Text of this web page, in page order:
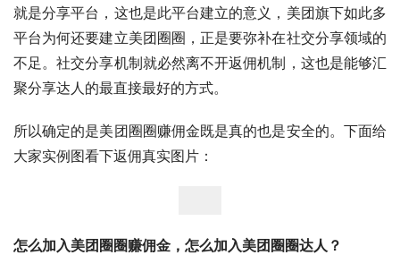
就是分享平台，这也是此平台建立的意义，美团旗下如此多
平台为何还要建立美团圈圈，正是要弥补在社交分享领域的
不足。社交分享机制就必然离不开返佣机制，这也是能够汇
聚分享达人的最直接最好的方式。
所以确定的是美团圈圈赚佣金既是真的也是安全的。下面给
大家实例图看下返佣真实图片：
怎么加入美团圈圈赚佣金，怎么加入美团圈圈达人？